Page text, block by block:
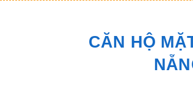
CĂN HỘ